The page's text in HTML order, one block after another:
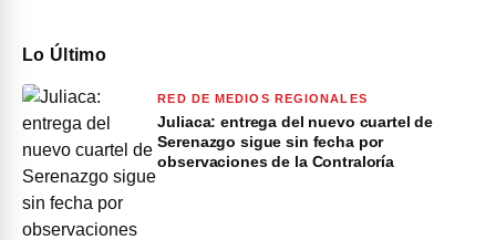
Lo Último
RED DE MEDIOS REGIONALES
Juliaca: entrega del nuevo cuartel de
Serenazgo sigue sin fecha por
observaciones de la Contraloría